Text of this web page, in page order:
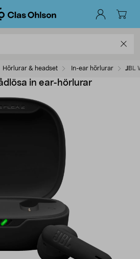
Hörlurar & headset In-ear hörlurar JBL
in ear-hörlurar